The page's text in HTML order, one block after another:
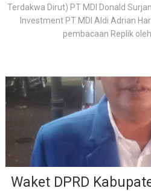
Terdakwa Dirut) PT MDI Donald
Investment PT MDI Aldi Adrian
pembacaan Replik oleh
Waket DPRD